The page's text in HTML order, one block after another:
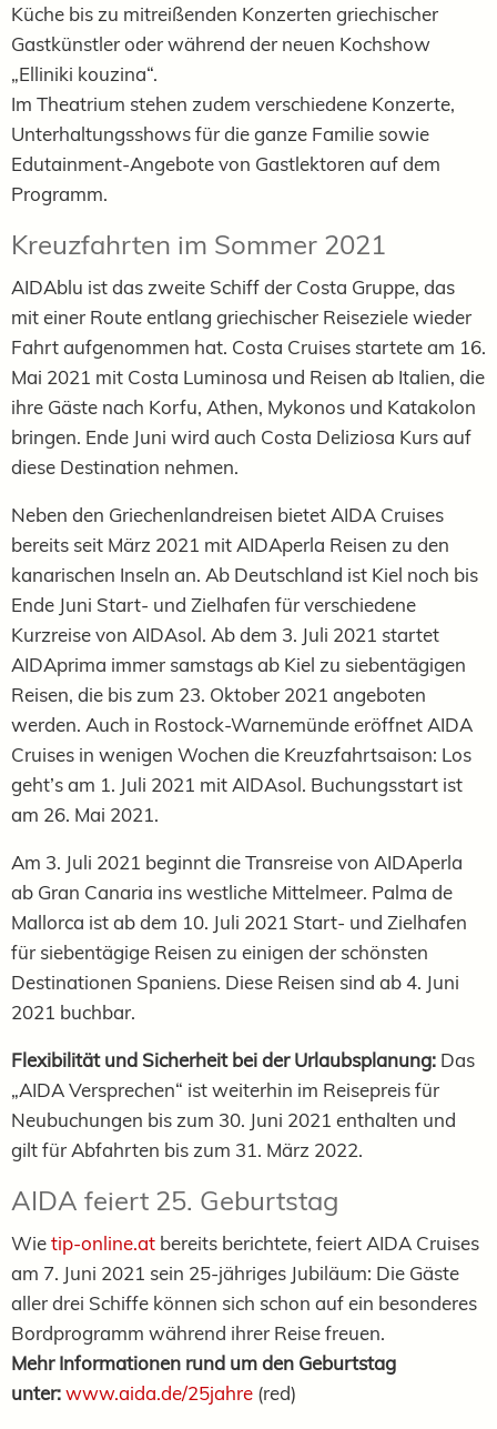
Küche bis zu mitreißenden Konzerten griechischer
Gastkünstler oder während der neuen Kochshow
„Elliniki kouzina“.
Im Theatrium stehen zudem verschiedene Konzerte,
Unterhaltungsshows für die ganze Familie sowie
Edutainment-Angebote von Gastlektoren auf dem
Programm.
Kreuzfahrten im Sommer 2021
AIDAblu ist das zweite Schiff der Costa Gruppe, das
mit einer Route entlang griechischer Reiseziele wieder
Fahrt aufgenommen hat. Costa Cruises startete am 16.
Mai 2021 mit Costa Luminosa und Reisen ab Italien, die
ihre Gäste nach Korfu, Athen, Mykonos und Katakolon
bringen. Ende Juni wird auch Costa Deliziosa Kurs auf
diese Destination nehmen.
Neben den Griechenlandreisen bietet AIDA Cruises
bereits seit März 2021 mit AIDAperla Reisen zu den
kanarischen Inseln an. Ab Deutschland ist Kiel noch bis
Ende Juni Start- und Zielhafen für verschiedene
Kurzreise von AIDAsol. Ab dem 3. Juli 2021 startet
AIDAprima immer samstags ab Kiel zu siebentägigen
Reisen, die bis zum 23. Oktober 2021 angeboten
werden. Auch in Rostock-Warnemünde eröffnet AIDA
Cruises in wenigen Wochen die Kreuzfahrtsaison: Los
geht’s am 1. Juli 2021 mit AIDAsol. Buchungsstart ist
am 26. Mai 2021.
Am 3. Juli 2021 beginnt die Transreise von AIDAperla
ab Gran Canaria ins westliche Mittelmeer. Palma de
Mallorca ist ab dem 10. Juli 2021 Start- und Zielhafen
für siebentägige Reisen zu einigen der schönsten
Destinationen Spaniens. Diese Reisen sind ab 4. Juni
2021 buchbar.
Flexibilität und Sicherheit bei der Urlaubsplanung: Das
„AIDA Versprechen“ ist weiterhin im Reisepreis für
Neubuchungen bis zum 30. Juni 2021 enthalten und
gilt für Abfahrten bis zum 31. März 2022.
AIDA feiert 25. Geburtstag
Wietip-online.at bereits berichtete, feiert AIDA Cruises
am 7. Juni 2021 sein 25-jähriges Jubiläum: Die Gäste
aller drei Schiffe können sich schon auf ein besonderes
Bordprogramm während ihrer Reise freuen.
Mehr Informationen rund um den Geburtstag
unter:www.aida.de/25jahre (red)